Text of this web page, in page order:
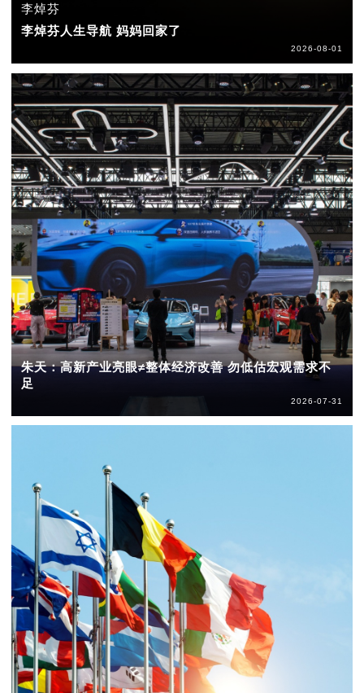
李焯芬
李焯芬人生导航 妈妈回家了
2026-08-01
朱天：高新产业亮眼≠整体经济改善 勿低估宏观需求不
足
2026-07-31